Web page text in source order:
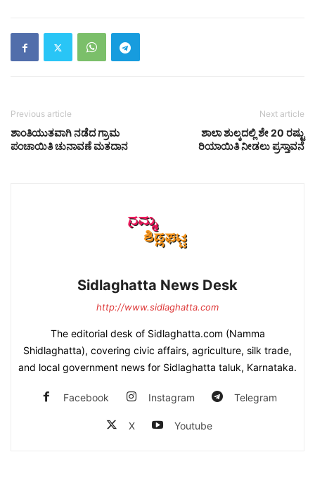
Previous article
ಶಾಂತಿಯುತವಾಗಿ ನಡೆದ ಗ್ರಾಮ
ಪಂಚಾಯಿತಿ ಚುನಾವಣೆ ಮತದಾನ
Next article
ಶಾಲಾ ಶುಲ್ಕದಲ್ಲಿ ಶೇ 20 ರಷ್ಟು
ರಿಯಾಯಿತಿ ನೀಡಲು ಪ್ರಸ್ತಾವನೆ
Sidlaghatta News Desk
http://www.sidlaghatta.com
The editorial desk of Sidlaghatta.com (Namma
Shidlaghatta), covering civic affairs, agriculture, silk trade,
and local government news for Sidlaghatta taluk, Karnataka.
Facebook Instagram Telegram
X Youtube